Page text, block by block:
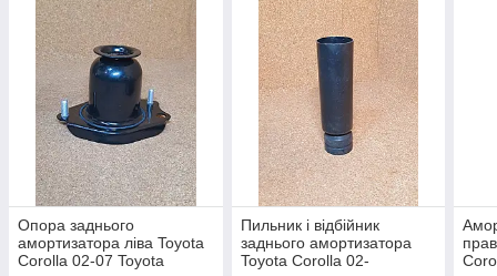
Опора заднього
амортизатора ліва Toyota
Corolla 02-07 Toyota
Пильник і відбійник
заднього амортизатора
Toyota Corolla 02-